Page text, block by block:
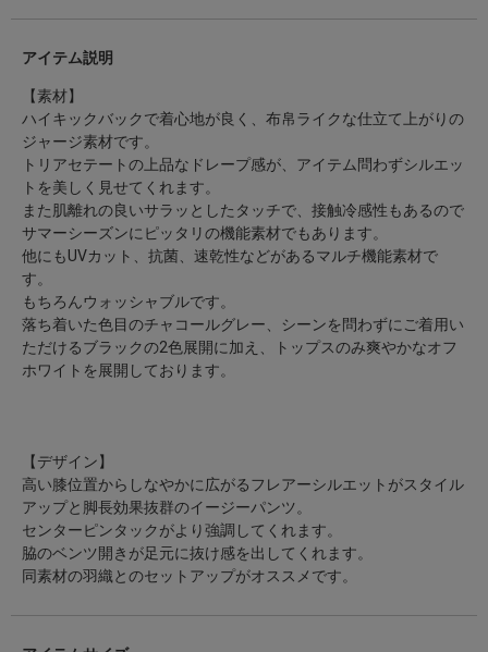
アイテム説明
【素材】
ハイキックバックで着心地が良く、布帛ライクな仕立て上がりの
ジャージ素材です。
トリアセテートの上品なドレープ感が、アイテム問わずシルエッ
トを美しく見せてくれます。
また肌離れの良いサラッとしたタッチで、接触冷感性もあるので
サマーシーズンにピッタリの機能素材でもあります。
他にもUVカット、抗菌、速乾性などがあるマルチ機能素材で
す。
もちろんウォッシャブルです。
落ち着いた色目のチャコールグレー、シーンを問わずにご着用い
ただけるブラックの2色展開に加え、トップスのみ爽やかなオフ
ホワイトを展開しております。
【デザイン】
高い膝位置からしなやかに広がるフレアーシルエットがスタイル
アップと脚長効果抜群のイージーパンツ。
センターピンタックがより強調してくれます。
脇のベンツ開きが足元に抜け感を出してくれます。
同素材の羽織とのセットアップがオススメです。